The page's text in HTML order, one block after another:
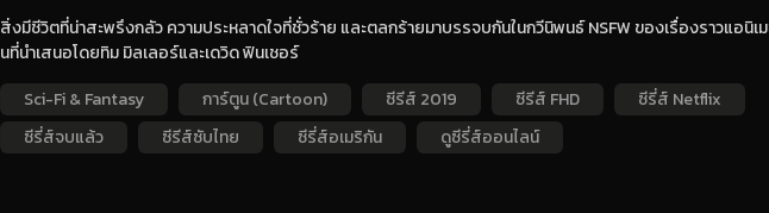
สิ่งมีชีวิตที่น่าสะพรึงกลัว ความประหลาดใจที่ชั่วร้าย และตลกร้ายมาบรรจบกันในกวีนิพนธ์ NSFW ของเรื่องราวแอนิเ
นที่นำเสนอโดยทิม มิลเลอร์และเดวิด ฟินเชอร์
Sci-Fi & Fantasy
การ์ตูน (Cartoon) ซีรีส์ 2019 ซีรีส์ FHD
ซีรี่ส์ Netflix
ซีรี่ส์จบแล้ว
ซีรีส์ซับไทย ซีรี่ส์อเมริกัน ดูซีรี่ส์ออนไลน์